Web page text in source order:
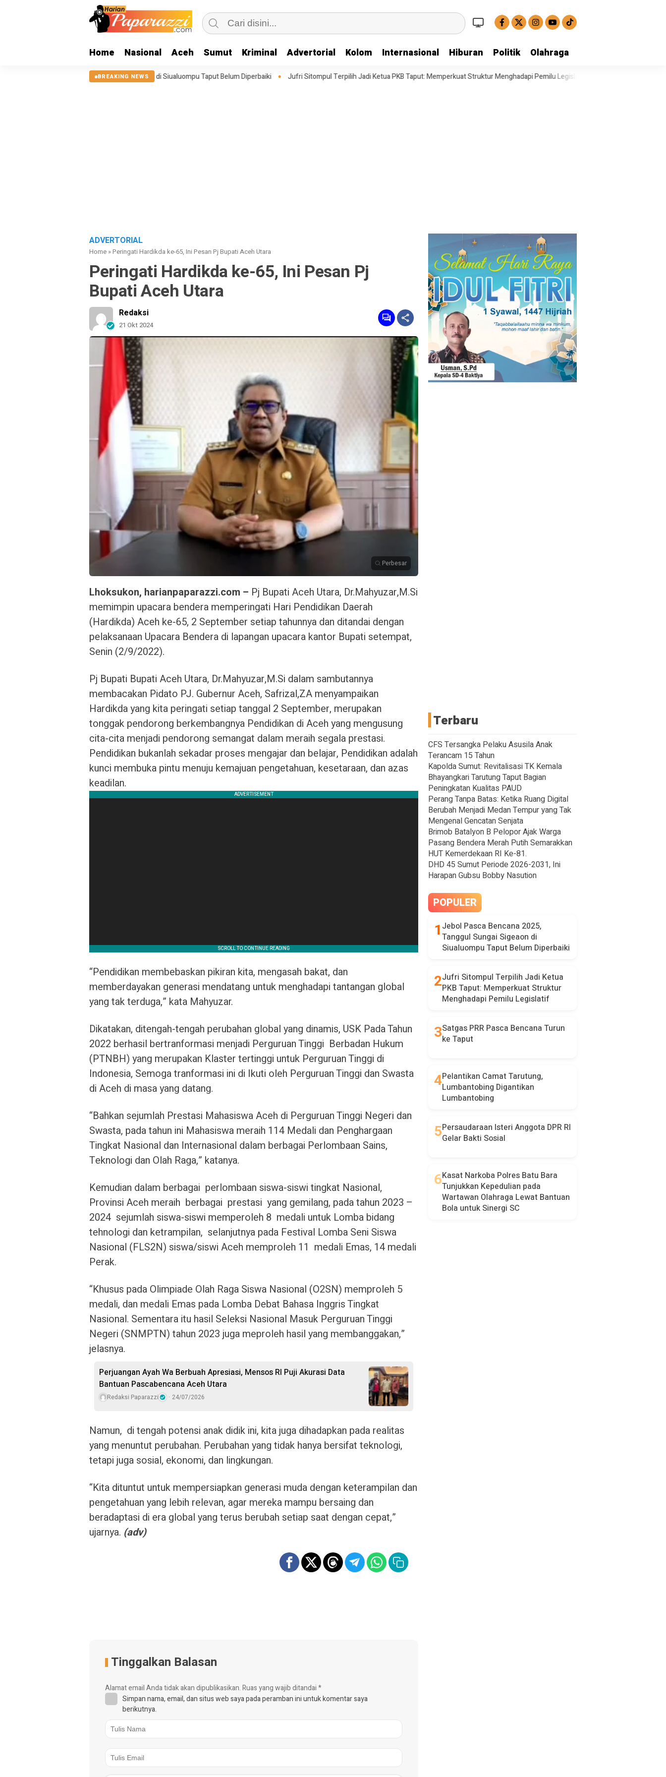
Home Nasional Aceh Sumut Kriminal Advertorial Kolom Internasional Hiburan Politik Olahraga
BREAKING NEWS
Tanggul Sungai Sigeaon di Siualuompu Taput Belum Diperbaiki Jufri Sitompul Terpilih Jadi Ketua PKB Taput: Memperkuat Struktur Menghadapi Pemilu Legislatif Operasi Satresnarkoba Polresta Deli
ADVERTORIAL
Home »Peringati Hardikda ke-65, Ini Pesan Pj Bupati Aceh Utara
Peringati Hardikda ke-65, Ini Pesan Pj
Bupati Aceh Utara
Redaksi
21 Okt 2024
Perbesar
Lhoksukon, harianpaparazzi.com – Pj Bupati Aceh Utara, Dr.Mahyuzar,M.Si
memimpin upacara bendera memperingati Hari Pendidikan Daerah
(Hardikda) Aceh ke-65, 2 September setiap tahunnya dan ditandai dengan
pelaksanaan Upacara Bendera di lapangan upacara kantor Bupati setempat,
Senin (2/9/2022).
Pj Bupati Bupati Aceh Utara, Dr.Mahyuzar,M.Si dalam sambutannya
membacakan Pidato PJ. Gubernur Aceh, Safrizal,ZA menyampaikan
Hardikda yang kita peringati setiap tanggal 2 September, merupakan
tonggak pendorong berkembangnya Pendidikan di Aceh yang mengusung
cita-cita menjadi pendorong semangat dalam meraih segala prestasi.
Pendidikan bukanlah sekadar proses mengajar dan belajar, Pendidikan adalah
kunci membuka pintu menuju kemajuan pengetahuan, kesetaraan, dan azas
keadilan.
“Pendidikan membebaskan pikiran kita, mengasah bakat, dan
memberdayakan generasi mendatang untuk menghadapi tantangan global
yang tak terduga,” kata Mahyuzar.
Dikatakan, ditengah-tengah perubahan global yang dinamis, USK Pada Tahun
2022 berhasil bertranformasi menjadi Perguruan Tinggi Berbadan Hukum
(PTNBH) yang merupakan Klaster tertinggi untuk Perguruan Tinggi di
Indonesia, Semoga tranformasi ini di Ikuti oleh Perguruan Tinggi dan Swasta
di Aceh di masa yang datang.
“Bahkan sejumlah Prestasi Mahasiswa Aceh di Perguruan Tinggi Negeri dan
Swasta, pada tahun ini Mahasiswa meraih 114 Medali dan Penghargaan
Tingkat Nasional dan Internasional dalam berbagai Perlombaan Sains,
Teknologi dan Olah Raga,” katanya.
Kemudian dalam berbagai perlombaan siswa-siswi tingkat Nasional,
Provinsi Aceh meraih berbagai prestasi yang gemilang, pada tahun 2023 –
2024 sejumlah siswa-siswi memperoleh 8 medali untuk Lomba bidang
tehnologi dan ketrampilan, selanjutnya pada Festival Lomba Seni Siswa
Nasional (FLS2N) siswa/siswi Aceh memproleh 11 medali Emas, 14 medali
Perak.
“Khusus pada Olimpiade Olah Raga Siswa Nasional (O2SN) memproleh 5
medali, dan medali Emas pada Lomba Debat Bahasa Inggris Tingkat
Nasional. Sementara itu hasil Seleksi Nasional Masuk Perguruan Tinggi
Negeri (SNMPTN) tahun 2023 juga meproleh hasil yang membanggakan,”
jelasnya.
Perjuangan Ayah Wa Berbuah Apresiasi, Mensos RI Puji Akurasi Data
Bantuan Pascabencana Aceh Utara
Redaksi Paparazzi 24/07/2026
Namun, di tengah potensi anak didik ini, kita juga dihadapkan pada realitas
yang menuntut perubahan. Perubahan yang tidak hanya bersifat teknologi,
tetapi juga sosial, ekonomi, dan lingkungan.
“Kita dituntut untuk mempersiapkan generasi muda dengan keterampilan dan
pengetahuan yang lebih relevan, agar mereka mampu bersaing dan
beradaptasi di era global yang terus berubah setiap saat dengan cepat,”
ujarnya. (adv)
Tinggalkan Balasan
Alamat email Anda tidak akan dipublikasikan.Ruas yang wajib ditandai*
Simpan nama, email, dan situs web saya pada peramban ini untuk komentar saya
berikutnya.
Terbaru
CFS Tersangka Pelaku Asusila Anak
Terancam 15 Tahun
Kapolda Sumut: Revitalisasi TK Kemala
Bhayangkari Tarutung Taput Bagian
Peningkatan Kualitas PAUD
Perang Tanpa Batas: Ketika Ruang Digital
Berubah Menjadi Medan Tempur yang Tak
Mengenal Gencatan Senjata
Brimob Batalyon B Pelopor Ajak Warga
Pasang Bendera Merah Putih Semarakkan
HUT Kemerdekaan RI Ke-81.
DHD 45 Sumut Periode 2026-2031, Ini
Harapan Gubsu Bobby Nasution
POPULER
Jebol Pasca Bencana 2025,
Tanggul Sungai Sigeaon di
Siualuompu Taput Belum Diperbaiki
Jufri Sitompul Terpilih Jadi Ketua
PKB Taput: Memperkuat Struktur
Menghadapi Pemilu Legislatif
Satgas PRR Pasca Bencana Turun
ke Taput
Pelantikan Camat Tarutung,
Lumbantobing Digantikan
Lumbantobing
Persaudaraan Isteri Anggota DPR RI
Gelar Bakti Sosial
Kasat Narkoba Polres Batu Bara
Tunjukkan Kepedulian pada
Wartawan Olahraga Lewat Bantuan
Bola untuk Sinergi SC